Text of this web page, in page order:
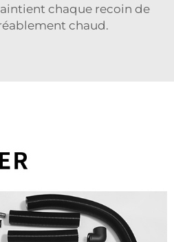
chaque recoin de
chaud.